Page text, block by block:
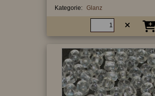
Kategorie: Glanz